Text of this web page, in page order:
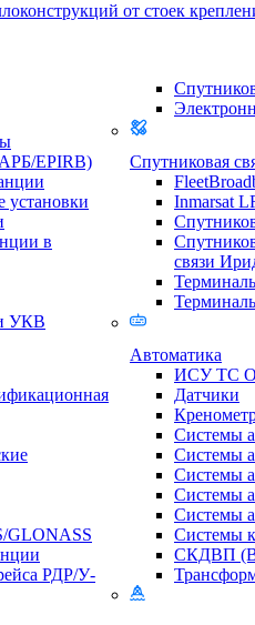
от стоек
EPIRB)
установки
в
УКВ
GLONASS
РДР/У-
Спутниковая
Inmarsat
связи
Автоматика
ИСУ ТС
Датчики
Системы
Системы
Системы
Системы
Системы
Системы
СКДВП